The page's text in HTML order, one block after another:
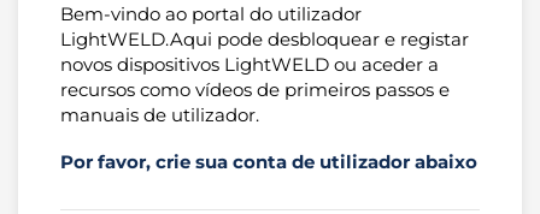
Bem-vindo ao portal do utilizador
LightWELD.Aqui pode desbloquear e registar
novos dispositivos LightWELD ou aceder a
recursos como vídeos de primeiros passos e
manuais de utilizador.
Por favor, crie sua conta de utilizador abaixo